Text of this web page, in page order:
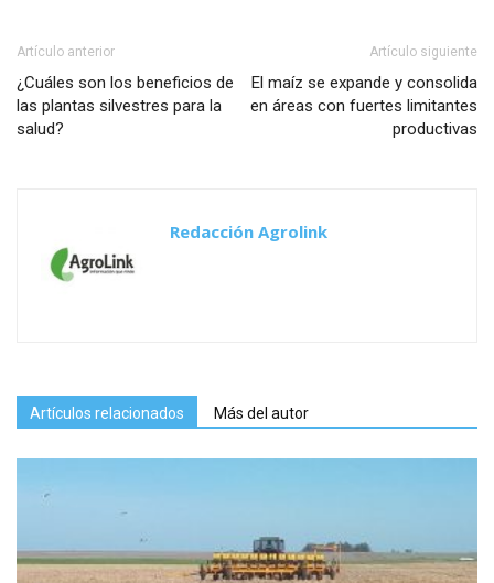
Artículo anterior
¿Cuáles son los beneficios de
las plantas silvestres para la
salud?
Artículo siguiente
El maíz se expande y consolida
en áreas con fuertes limitantes
productivas
Redacción Agrolink
Artículos relacionados Más del autor